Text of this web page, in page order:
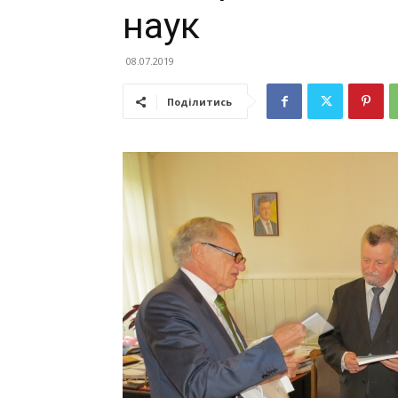
наук
08.07.2019
Поділитись